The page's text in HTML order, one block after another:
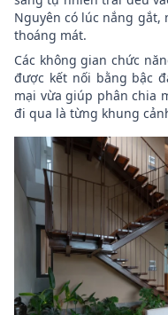
Nguyên có lúc nắng gắt,
thoáng mát.
Các không gian chức
được kết nối bằng bậc
mại vừa giúp phân chia
đi qua là từng khung